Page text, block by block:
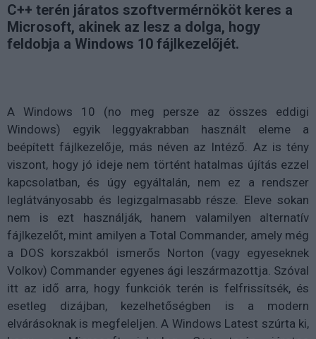
C++ terén járatos szoftvermérnököt keres a
Microsoft, akinek az lesz a dolga, hogy
feldobja a Windows 10 fájlkezelőjét.
A Windows 10 (no meg persze az összes eddigi
Windows) egyik leggyakrabban használt eleme a
beépített fájlkezelője, más néven az Intéző. Az is tény
viszont, hogy jó ideje nem történt hatalmas újítás ezzel
kapcsolatban, és úgy egyáltalán, nem ez a rendszer
leglátványosabb és legizgalmasabb része. Eleve sokan
nem is ezt használják, hanem valamilyen alternatív
fájlkezelőt, mint amilyen a Total Commander, amely még
a DOS korszakból ismerős Norton (vagy egyeseknek
Volkov) Commander egyenes ági leszármazottja. Szóval
itt az idő arra, hogy funkciók terén is felfrissítsék, és
esetleg dizájban, kezelhetőségben is a modern
elvárásoknak is megfeleljen. A Windows Latest szúrta ki,